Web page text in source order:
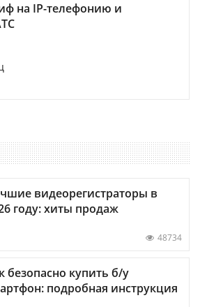
на IP-телефонию и
видеорегистраторы в
году: хиты продаж
48734
безопасно купить б/у
подробная инструкция